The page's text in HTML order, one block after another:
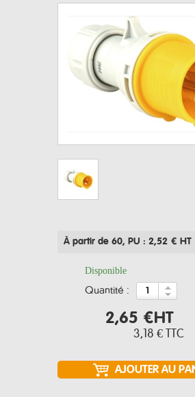
À partir de 60, PU : 2,52 € HT
Disponible
quantité :
2,65 €HT
3,18 € TTC